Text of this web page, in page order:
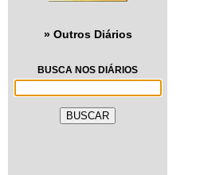
» Outros Diários
BUSCA NOS DIÁRIOS